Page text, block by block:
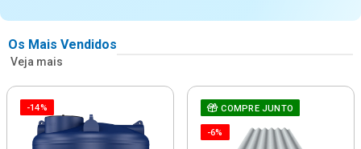
Os Mais Vendidos
Veja mais
-14% COMPRE JUNTO
-6%